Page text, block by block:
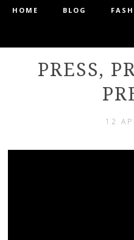
Menu
SKIP TO CONTENT
HOME BLOG
PRESS,
12